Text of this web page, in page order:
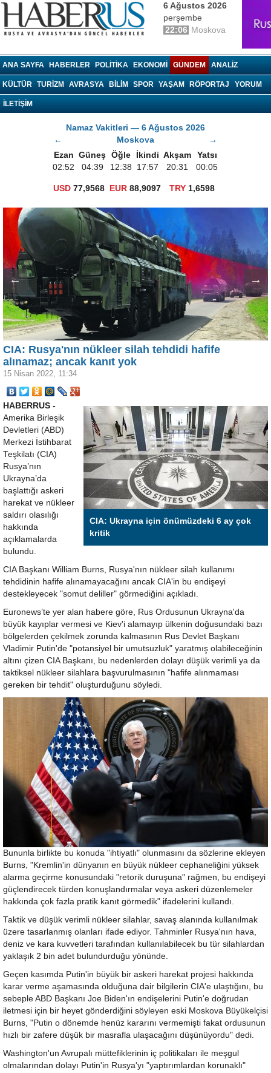
6 Ağustos 2026
perşembe
22:06 Moskova
ANA SAYFA HABERLER POLITIKA EKONOMI GÜNDEM ANALIZ
KÜLTÜR TURIZM AVRASYA BILIM SPOR YAŞAM RÖPORTAJ YORUM
İLETİŞİM
Namaz Vakitleri — 6 Ağustos 2026
←
Moskova
→
Ezan Güneş Öğle İkindi Akşam
Yatsı
02:52
04:39 12:38 17:57 20:31 00:05
USD 77,9568 EUR 88,9097 TRY1,6598
← →
CIA: Rusya'nın nükleer silah tehdidi hafife
alınamaz; ancak kanıt yok
15 Nisan 2022, 11:34
CIA: Ukrayna için önümüzdeki 6 ay çok
kritik
HABERRUS -
Amerika Birleşik
Devletleri (ABD)
Merkezi İstihbarat
Teşkilatı (CIA)
Rusya’nın
Ukrayna’da
başlattığı askeri
harekat ve nükleer
saldırı olasılığı
hakkında
açıklamalarda
bulundu.
CIA Başkanı William Burns, Rusya'nın nükleer silah kullanımı
tehdidinin hafife alınamayacağını ancak CIA'in bu endişeyi
destekleyecek "somut deliller" görmediğini açıkladı.
Euronews’te yer alan habere göre, Rus Ordusunun Ukrayna'da
büyük kayıplar vermesi ve Kiev'i alamayıp ülkenin doğusundaki bazı
bölgelerden çekilmek zorunda kalmasının Rus Devlet Başkanı
Vladimir Putin'de "potansiyel bir umutsuzluk" yaratmış olabileceğinin
altını çizen CIA Başkanı, bu nedenlerden dolayı düşük verimli ya da
taktiksel nükleer silahlara başvurulmasının "hafife alınmaması
gereken bir tehdit" oluşturduğunu söyledi.
Bununla birlikte bu konuda "ihtiyatlı" olunmasını da sözlerine ekleyen
Burns, "Kremlin'in dünyanın en büyük nükleer cephaneliğini yüksek
alarma geçirme konusundaki "retorik duruşuna" rağmen, bu endişeyi
güçlendirecek türden konuşlandırmalar veya askeri düzenlemeler
hakkında çok fazla pratik kanıt görmedik" ifadelerini kullandı.
Taktik ve düşük verimli nükleer silahlar, savaş alanında kullanılmak
üzere tasarlanmış olanları ifade ediyor. Tahminler Rusya'nın hava,
deniz ve kara kuvvetleri tarafından kullanılabilecek bu tür silahlardan
yaklaşık 2 bin adet bulundurduğu yönünde.
Geçen kasımda Putin'in büyük bir askeri harekat projesi hakkında
karar verme aşamasında olduğuna dair bilgilerin CIA'e ulaştığını, bu
sebeple ABD Başkanı Joe Biden'ın endişelerini Putin'e doğrudan
iletmesi için bir heyet gönderdiğini söyleyen eski Moskova Büyükelçisi
Burns, "Putin o dönemde henüz kararını vermemişti fakat ordusunun
hızlı bir zafere düşük bir masrafla ulaşacağını düşünüyordu" dedi.
Washington'un Avrupalı müttefiklerinin iç politikaları ile meşgul
olmalarından dolayı Putin'in Rusya'yı "yaptırımlardan korunaklı"